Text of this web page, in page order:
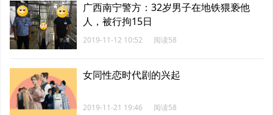
广西南宁警方：32岁男子在地铁猥亵他
人，被行拘15日
2019-11-12 10:52 阅读58
女同性恋时代剧的兴起
2019-11-21 19:46 阅读58